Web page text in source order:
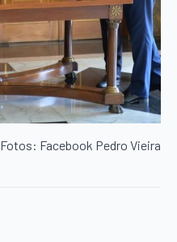
Fotos: Facebook Pedro Vieira